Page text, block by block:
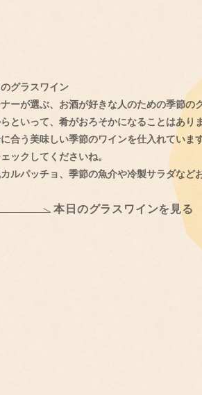
グラスワイン
ーが選ぶ、お酒が好きな人のための季節の
といって、肴がおろそかになることはあり
合う美味しい季節のワインを仕入れていま
ックしてくださいね。
ルパッチョ、季節の魚介や冷製サラダなど
本日のグラスワインを見る